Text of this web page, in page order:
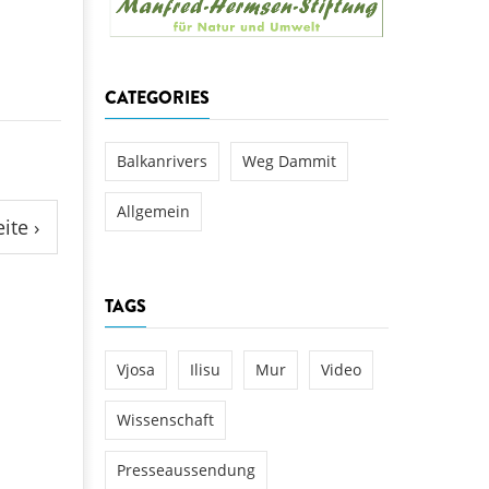
Ulog verursacht
für den Kamp: Aus für
›
CATEGORIES
Balkanrivers Weg Dammit
Allgemein
TAGS
Vjosa Ilisu Mur Video
Wissenschaft
Presseaussendung